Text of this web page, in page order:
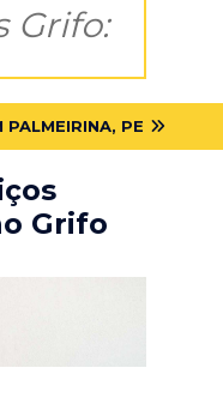
Grifo:
PALMEIRINA, PE
Grifo